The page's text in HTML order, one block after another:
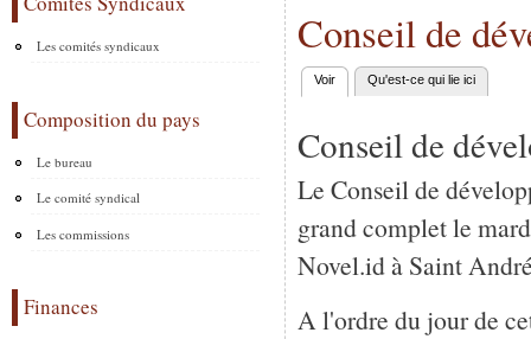
Les comités syndicaux
Composition du pays
Le bureau
Le comité syndical
Les commissions
Finances
Conseil de
Onglets principaux
Voir (onglet actif)
Qu'est-ce qui lie ici
Conseil de
Le Conseil de
grand complet le
Novel.id à Saint
A l'ordre du jour de